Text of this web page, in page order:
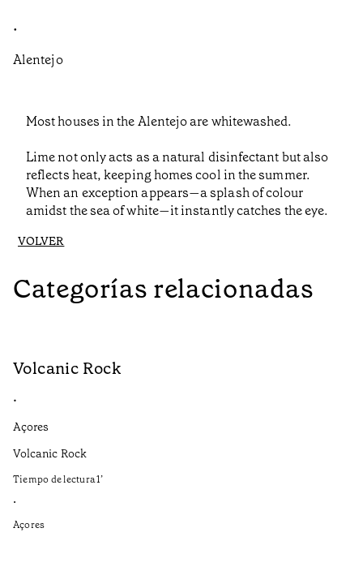
•
Alentejo
Most houses in the Alentejo are whitewashed.
Lime not only acts as a natural disinfectant but also
reflects heat, keeping homes cool in the summer.
When an exception appears—a splash of colour
amidst the sea of white—it instantly catches the eye.
VOLVER
Categorías relacionadas
Volcanic Rock
•
Açores
Volcanic Rock
Tiempo de lectura1’
•
Açores